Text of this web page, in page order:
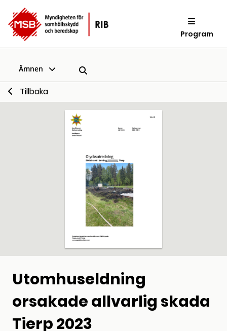
Program
Ämnen
Tillbaka
Utomhuseldning
orsakade allvarlig skada
Tierp 2023